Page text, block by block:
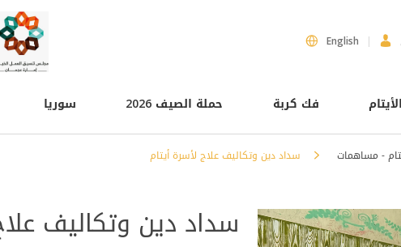
English
فك كربة حملة الصيف 2026 سوريا
- مساهمات سداد دين وتكاليف علاج لأسرة أيتام
سداد دين وتكاليف